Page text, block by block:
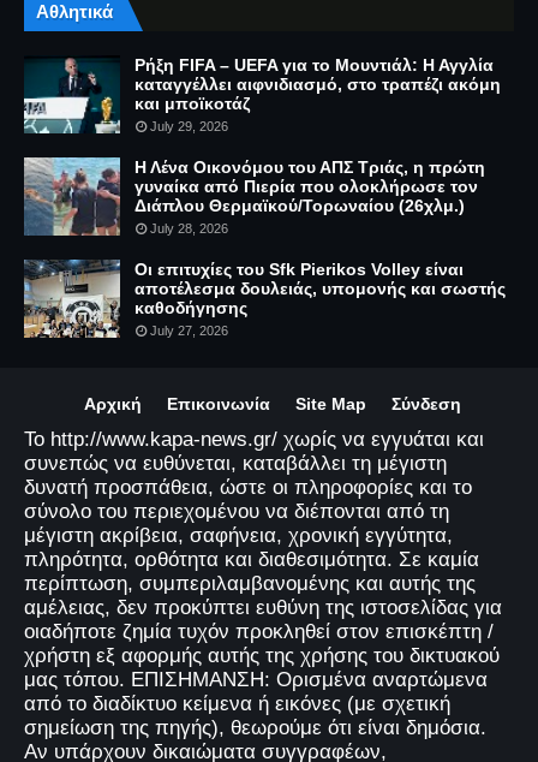
Αθλητικά
Ρήξη FIFA – UEFA για το Μουντιάλ: Η Αγγλία
καταγγέλλει αιφνιδιασμό, στο τραπέζι ακόμη
και μποϊκοτάζ
July 29, 2026
Η Λένα Οικονόμου του ΑΠΣ Τριάς, η πρώτη
γυναίκα από Πιερία που ολοκλήρωσε τον
Διάπλου Θερμαϊκού/Τορωναίου (26χλμ.)
July 28, 2026
Οι επιτυχίες του Sfk Pierikos Volley είναι
αποτέλεσμα δουλειάς, υπομονής και σωστής
καθοδήγησης
July 27, 2026
Αρχική Επικοινωνία Site Map Σύνδεση
Το http://www.kapa-news.gr/ χωρίς να εγγυάται και
συνεπώς να ευθύνεται, καταβάλλει τη μέγιστη
δυνατή προσπάθεια, ώστε οι πληροφορίες και το
σύνολο του περιεχομένου να διέπονται από τη
μέγιστη ακρίβεια, σαφήνεια, χρονική εγγύτητα,
πληρότητα, ορθότητα και διαθεσιμότητα. Σε καμία
περίπτωση, συμπεριλαμβανομένης και αυτής της
αμέλειας, δεν προκύπτει ευθύνη της ιστοσελίδας για
οιαδήποτε ζημία τυχόν προκληθεί στον επισκέπτη /
χρήστη εξ αφορμής αυτής της χρήσης του δικτυακού
μας τόπου. ΕΠΙΣΗΜΑΝΣΗ: Ορισμένα αναρτώμενα
από το διαδίκτυο κείμενα ή εικόνες (με σχετική
σημείωση της πηγής), θεωρούμε ότι είναι δημόσια.
Αν υπάρχουν δικαιώματα συγγραφέων,